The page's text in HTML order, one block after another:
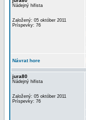
Nádejný hifista
Založený: 05 október 2011
Príspevky: 76
Návrat hore
jura80
Nádejný hifista
Založený: 05 október 2011
Príspevky: 76